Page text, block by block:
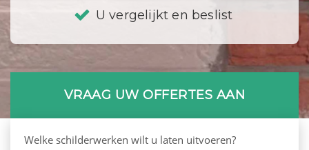
U vergelijkt en beslist
VRAAG UW OFFERTES AAN
Welke schilderwerken wilt u laten uitvoeren?